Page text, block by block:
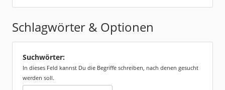
Schlagwörter & Optionen
Suchwörter:
In dieses Feld kannst Du die Begriffe schreiben, nach denen gesucht
werden soll.